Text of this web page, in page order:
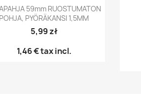
Pikakatselu
59mm RUOSTUMATON
POHJA, PYÖRÄKANSI 1,5MM
5,99 zł
1,46 €tax incl.